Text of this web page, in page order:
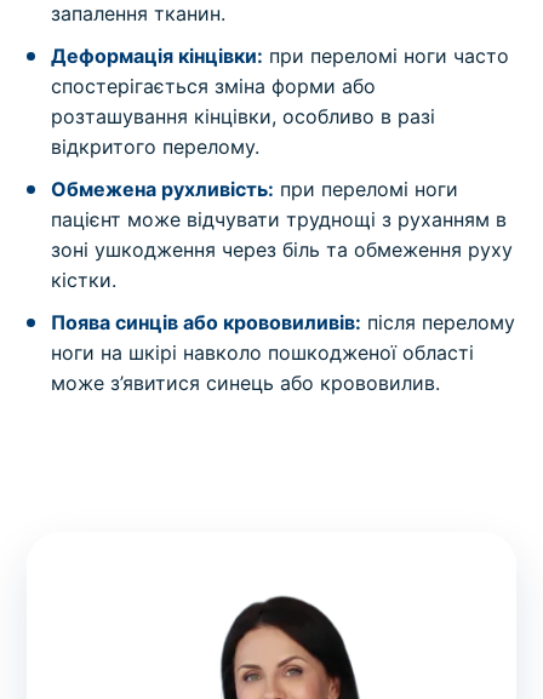
запалення тканин.
Деформація кінцівки: при переломі ноги часто
спостерігається зміна форми або
розташування кінцівки, особливо в разі
відкритого перелому.
Обмежена рухливість: при переломі ноги
пацієнт може відчувати труднощі з руханням в
зоні ушкодження через біль та обмеження руху
кістки.
Поява синців або крововиливів: після перелому
ноги на шкірі навколо пошкодженої області
може з’явитися синець або крововилив.